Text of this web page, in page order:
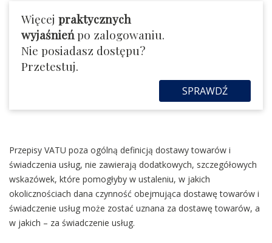
Więcej praktycznych
wyjaśnieńpo zalogowaniu.
Nie posiadasz dostępu?
Przetestuj.
SPRAWDŹ
Przepisy VATU poza ogólną definicją dostawy towarów i
świadczenia usług, nie zawierają dodatkowych, szczegółowych
wskazówek, które pomogłyby w ustaleniu, w jakich
okolicznościach dana czynność obejmująca dostawę towarów i
świadczenie usług może zostać uznana za dostawę towarów, a
w jakich – za świadczenie usług.